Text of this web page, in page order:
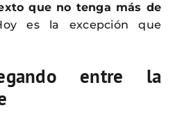
que no tenga más de
es la excepción que
entre la